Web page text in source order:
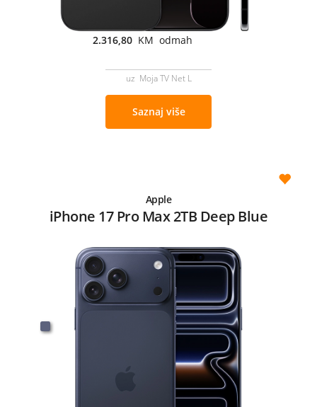
2.316,80 KM odmah
uz Moja TV Net L
Saznaj više
Apple
iPhone 17 Pro Max 2TB Deep Blue